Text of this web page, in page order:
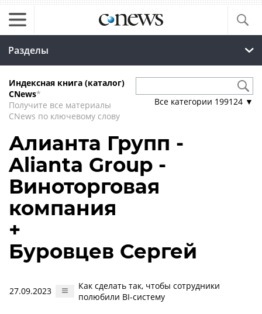
Разделы
Индексная книга (каталог)
CNews*
Получите все материалы
CNews по ключевому слову
Все категории 199124 ▼
Алианта Групп -
Alianta Group -
Виноторговая
компания
+
Буровцев Сергей
27.09.2023
Как сделать так, чтобы сотрудники
полюбили BI-систему